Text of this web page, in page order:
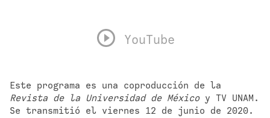
YouTube
Revista de la Universidad de México y TV UNAM.
Se transmitió el viernes 12 de junio de 2020.